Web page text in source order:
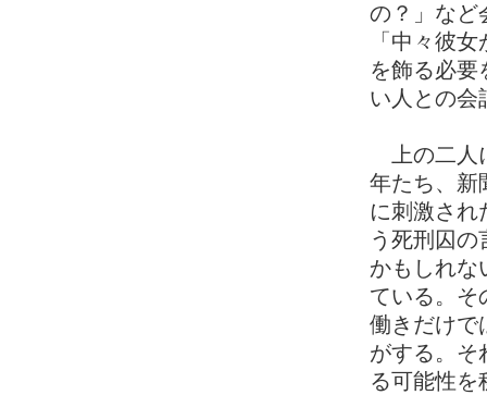
の？」など
「中々彼
を飾る必要
い人との会
上の二人
年たち、新
に刺激され
う死刑囚
かもしれな
ている。そ
働きだけで
がする。そ
る可能性を